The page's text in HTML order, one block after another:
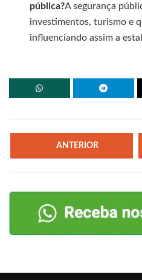
pública?A segurança
investimentos, turismo e
influenciando assim a
ANTERIOR